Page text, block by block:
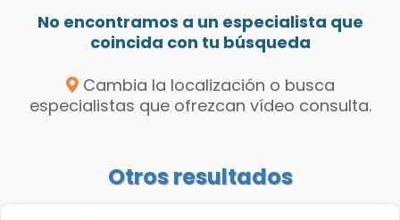
No encontramos a un especialista que
coincida con tu búsqueda
Cambia la localización o busca
especialistas que ofrezcan vídeo consulta.
Otros resultados